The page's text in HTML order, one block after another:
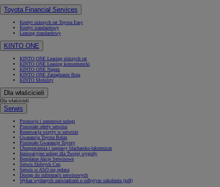
Toyota Financial Services
Kredyt niższych rat Toyota Easy
Kredyt standardowy
Leasing standardowy
KINTO ONE
KINTO ONE Leasing niższych rat
KINTO ONE Leasing konsumencki
KINTO ONE Najem
KINTO ONE Zarządzanie flotą
KINTO Mobility
Dla właścicieli
Dla właścicieli
Serwis
Promocje i sezonowe usługi
Pozostałe oferty serwisu
Rezerwacja wizyty w serwisie
Gwarancja Toyota Relax
Pozostałe Gwarancje Toyoty
Ubezpieczenia i naprawy blacharsko-lakiernicze
Innowacyjne usługi dla Twojej wygody
Bezpłatne Akcje Serwisowe
Serwis Dobrych Cen
Serwis w ASO się opłaca
Dostęp do informacji serwisowych
Wykaz wydanych zaświadczeń o odbytym szkoleniu (pdf)